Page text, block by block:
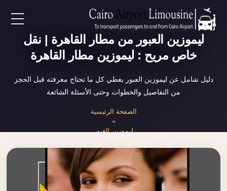
AR
خدمات المطار
نحن
ليموزين العبور من مطار القاهرة | نقل
خاص مريح : ليموزين مطار القاهرة
دليل شامل عن ليموزين العبور يغطي كل ما تحتاج معرفته قبل الحجز
من التفاصيل والخطوات وحتى الأسئلة الشائعة
الصفحة الرئيسية
ليموزين العبور